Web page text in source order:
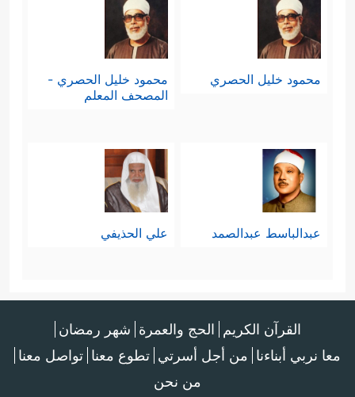
محمود خليل الحصري
محمود خليل الحصري -
المصحف المعلم
عبدالباسط عبدالصمد علي الحذيفي
القرآن الكريم الحج والعمرة شهر رمضان
معا نربي أبناءنا من أجل أسرتي تطوع معنا تواصل معنا
من نحن